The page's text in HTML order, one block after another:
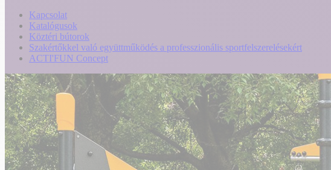
Kapcsolat
Katalógusok
Köztéri bútorok
Szakértőkkel való együttműködés a professzionális sportfelszerelésekért
ACTI'FUN Concept